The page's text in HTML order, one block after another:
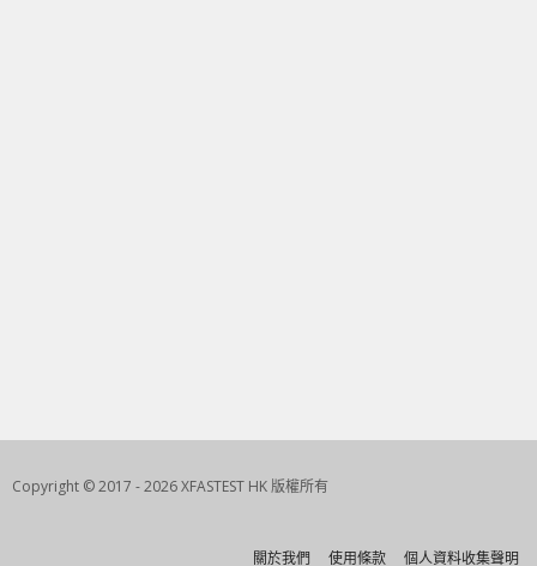
Copyright © 2017 - 2026 XFASTEST HK 版權所有
關於我們 使用條款 個人資料收集聲明